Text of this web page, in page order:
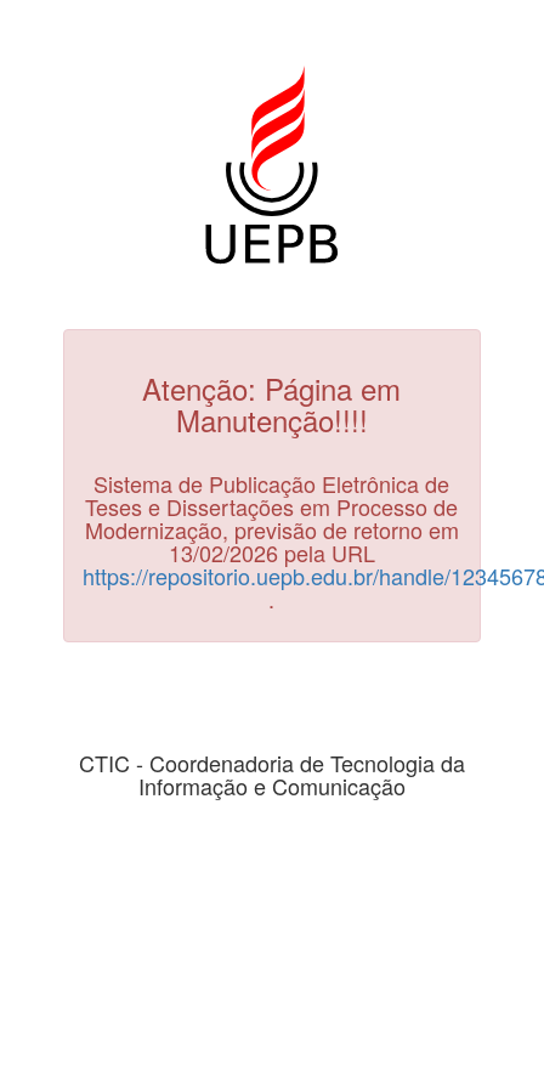
Atenção: Página em
Manutenção!!!!
Sistema de Publicação Eletrônica de
Teses e Dissertações em Processo de
Modernização, previsão de retorno em
13/02/2026 pela URL
https://repositorio.uepb.edu.br/handle/
.
CTIC - Coordenadoria de Tecnologia da
Informação e Comunicação